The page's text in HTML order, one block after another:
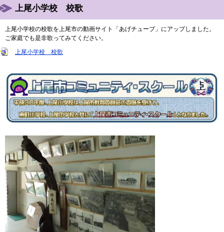
上尾小学校 校歌
上尾小学校の校歌を上尾市の動画サイト「あげチューブ」にアップしました。
ご家庭でも是非歌ってみてください。
上尾小学校 校歌